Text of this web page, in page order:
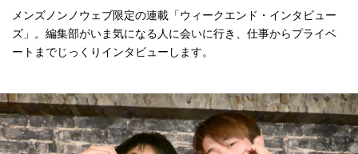
メンズノンノウェブ限定の連載「ウィークエンド・インタビュー
ズ」。編集部がいま気になる人に会いに行き、仕事からプライベ
ートまでじっくりインタビューします。